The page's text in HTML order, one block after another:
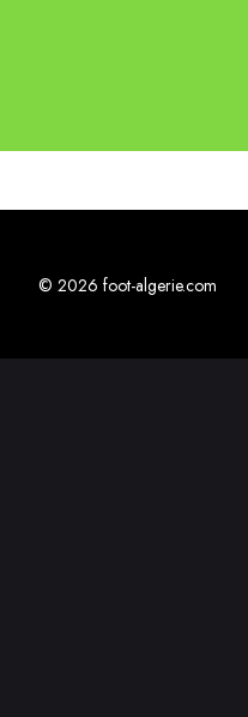
© 2026 foot-algerie.com